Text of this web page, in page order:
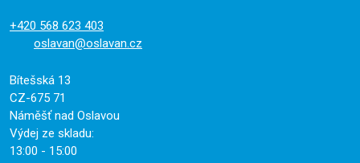
+420 568 623 403
oslavan@oslavan.cz
Bítešská 13
CZ-675 71
Náměšť nad Oslavou
Výdej ze skladu:
13:00 - 15:00